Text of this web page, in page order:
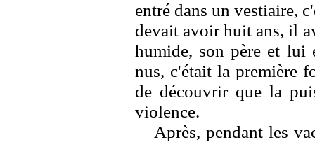
entré dans un vestiaire,
devait avoir huit ans, il
humide, son père et lui
nus, c'était la première
de découvrir que la
violence.
Après, pendant les